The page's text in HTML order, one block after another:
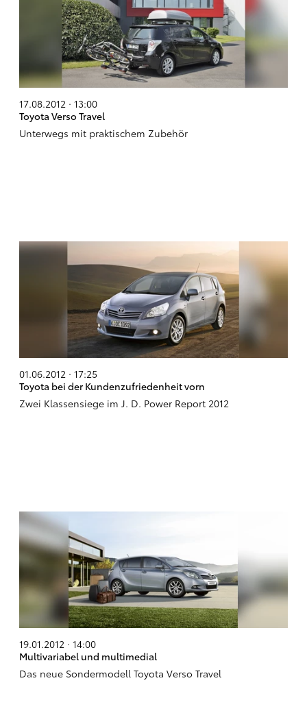
17.08.2012 · 13:00
Toyota Verso Travel
Unterwegs mit praktischem Zubehör
01.06.2012 · 17:25
Toyota bei der Kundenzufriedenheit vorn
Zwei Klassensiege im J. D. Power Report 2012
19.01.2012 · 14:00
Multivariabel und multimedial
Das neue Sondermodell Toyota Verso Travel